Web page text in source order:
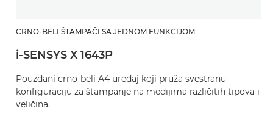
CRNO-BELI ŠTAMPAČI SA JEDNOM FUNKCIJOM
i-SENSYS X 1643P
Pouzdani crno-beli A4 uređaj koji pruža svestranu
konfiguraciju za štampanje na medijima različitih tipova i
veličina.